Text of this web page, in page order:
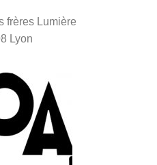
frères Lumière
Lyon